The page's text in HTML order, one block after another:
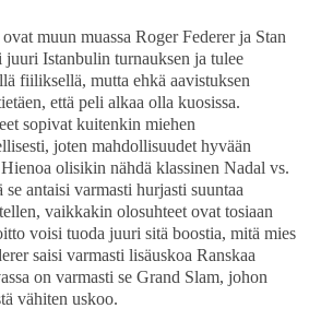
muun muassa Roger Federer ja Stan
Istanbulin turnauksen ja tulee
fiiliksellä, mutta ehkä aavistuksen
että peli alkaa olla kuosissa.
sopivat kuitenkin miehen
joten mahdollisuudet hyvään
olisikin nähdä klassinen Nadal vs.
antaisi varmasti hurjasti suuntaa
vaikkakin olosuhteet ovat tosiaan
voisi tuoda juuri sitä boostia, mitä mies
saisi varmasti lisäuskoa Ranskaa
on varmasti se Grand Slam, johon
vähiten uskoo.